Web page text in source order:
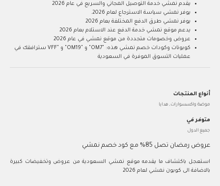
يقدم نمشي خدمة التوصيل المجاني والسريع في عام 2026
يوفر نمشي سياسة الاسترجاع لعام 2026.
يوفر نمشي طرق الدفع المختلفة بعام 2026
يدعم موقع نمشي خدمة الدفع عند الاستلام بعام 2026
عروض وخصومات متجددة من موقع نمشي في عام 2026
كوبونات وكودات خصم نمشي هذه: "OM7" و "OM19" و "VFF سترافقك في
عمليات التسوق الموفرة في السعودية
أنواع المنتجات
موضة واكسسوارات, هدايا
متوفر في
جميع الدول
عروض رمضان تصل 85% مع كود خصم نمشي
استعجل باكتشاف ما يقدمه موقع نمشي السعودية من عروض وتخفيضات كبيرة
بالاضافة الى كوبون نمشي لعام 2026